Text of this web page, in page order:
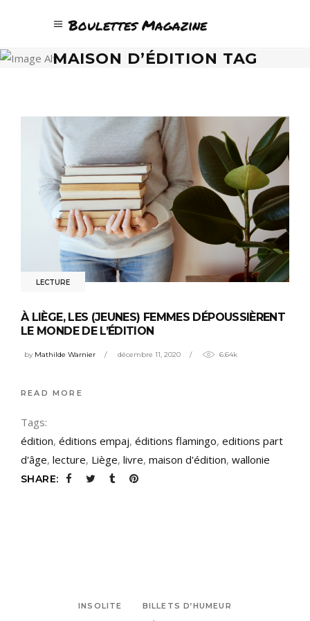
Boulettes Magazine
MAISON D’ÉDITION TAG
LECTURE
À LIÈGE, LES (JEUNES) FEMMES DÉPOUSSIÈRENT
LE MONDE DE L’ÉDITION
by Mathilde Warnier décembre 11, 2020 6.64k
READ MORE
Tags:
édition, éditions empaj, éditions flamingo, editions part
d'âge, lecture, Liège, livre, maison d'édition, wallonie
SHARE:
INSOLITE
BILLETS D’HUMEUR